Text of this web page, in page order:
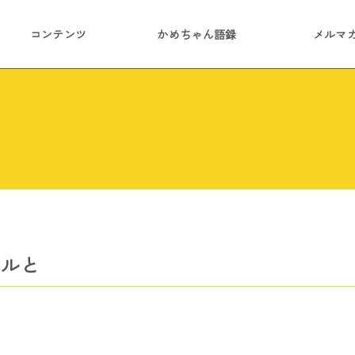
コンテンツ かめちゃん語録 メルマ
と